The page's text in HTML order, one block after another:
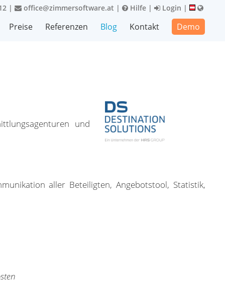
| office@zimmersoftware.at | Hilfe | Login |
Preise Referenzen Blog Kontakt Demo
und
aller Beteiligten, Angebotstool, Statistik,